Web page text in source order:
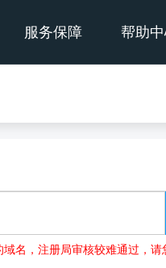
服务保障 帮助
域名，注册局审核较难通过，请